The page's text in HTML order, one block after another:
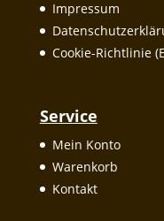
Impressum
Cookie-Richtlinie
Service
Mein Konto
Warenkorb
Kontakt